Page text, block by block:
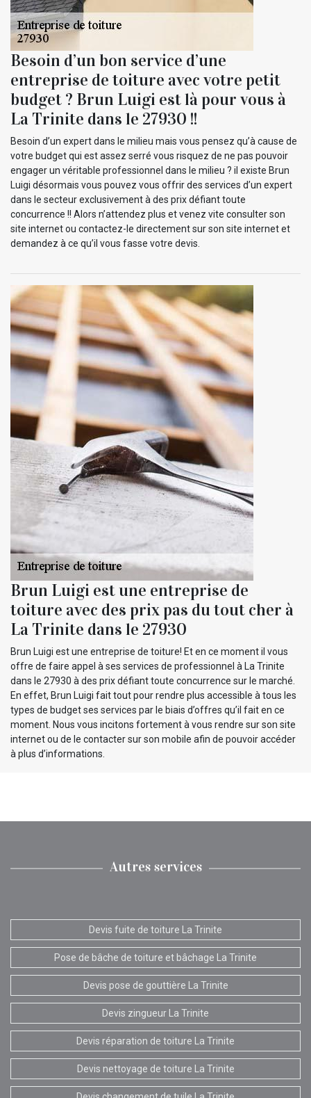
Besoin d’un bon service d’une
entreprise de toiture avec votre petit
budget ? Brun Luigi est là pour vous à
La Trinite dans le 27930 !!
Besoin d’un expert dans le milieu mais vous pensez qu’à cause de
votre budget qui est assez serré vous risquez de ne pas pouvoir
engager un véritable professionnel dans le milieu ? il existe Brun
Luigi désormais vous pouvez vous offrir des services d’un expert
dans le secteur exclusivement à des prix défiant toute
concurrence !! Alors n’attendez plus et venez vite consulter son
site internet ou contactez-le directement sur son site internet et
demandez à ce qu’il vous fasse votre devis.
Brun Luigi est une entreprise de
toiture avec des prix pas du tout cher à
La Trinite dans le 27930
Brun Luigi est une entreprise de toiture! Et en ce moment il vous
offre de faire appel à ses services de professionnel à La Trinite
dans le 27930 à des prix défiant toute concurrence sur le marché.
En effet, Brun Luigi fait tout pour rendre plus accessible à tous les
types de budget ses services par le biais d’offres qu’il fait en ce
moment. Nous vous incitons fortement à vous rendre sur son site
internet ou de le contacter sur son mobile afin de pouvoir accéder
à plus d’informations.
Autres services
Devis fuite de toiture La Trinite
Pose de bâche de toiture et bâchage La Trinite
Devis pose de gouttière La Trinite
Devis zingueur La Trinite
Devis réparation de toiture La Trinite
Devis nettoyage de toiture La Trinite